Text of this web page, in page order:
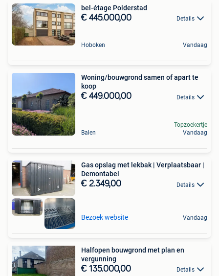
bel-étage Polderstad
€ 445.000,00 Details
Hoboken Vandaag
Woning/bouwgrond samen of apart te
koop
€ 449.000,00 Details
Balen
Topzoekertje
Vandaag
Gas opslag met lekbak | Verplaatsbaar |
Demontabel
€ 2.349,00 Details
Bezoek website Vandaag
Halfopen bouwgrond met plan en
vergunning
€ 135.000,00 Details